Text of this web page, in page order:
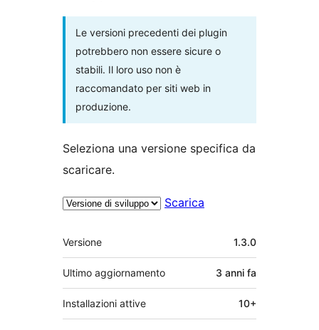
Le versioni precedenti dei plugin
potrebbero non essere sicure o
stabili. Il loro uso non è
raccomandato per siti web in
produzione.
Seleziona una versione specifica da
scaricare.
Scarica
Meta
Versione 1.3.0
Ultimo aggiornamento 3 anni fa
Installazioni attive 10+